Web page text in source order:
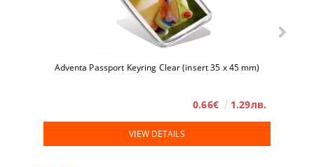
Adventa Passport Keyring Clear (insert 35 x 45 mm)
0.66€ 1.29лв.
VIEW DETAILS